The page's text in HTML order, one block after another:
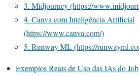
3. Midjourney (https://
4. Canva com Inteligência Artificial
(https://www.canva.com/)
5. Runway ML (https://
Exemplos Reais de Uso das IAs do Job